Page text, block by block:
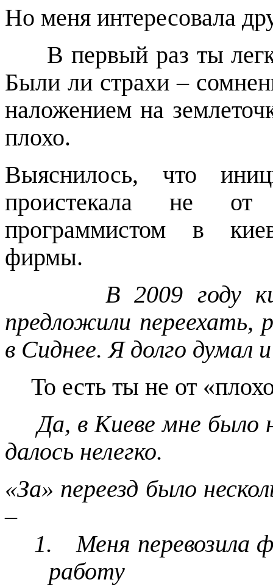
Но меня интересовала
В первый раз ты
Были ли страхи –
наложением на
плохо.
Выяснилось, что
проистекала не
программистом в
фирмы.
В 2009 году
предложили
в Сиднее. Я долго думал и
То есть ты не от
Да, в Киеве мне было
далось нелегко.
«За» переезд было
–
1.
Меня перевозила
работу